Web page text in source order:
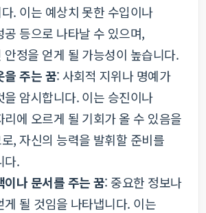
. 이는 예상치 못한 수입이나
공 등으로 나타날 수 있으며,
안정을 얻게 될 가능성이 높습니다.
을 주는 꿈: 사회적 지위나 명예가
을 암시합니다. 이는 승진이나
리에 오르게 될 기회가 올 수 있음을
, 자신의 능력을 발휘할 준비를
다.
이나 문서를 주는 꿈: 중요한 정보나
게 될 것임을 나타냅니다. 이는